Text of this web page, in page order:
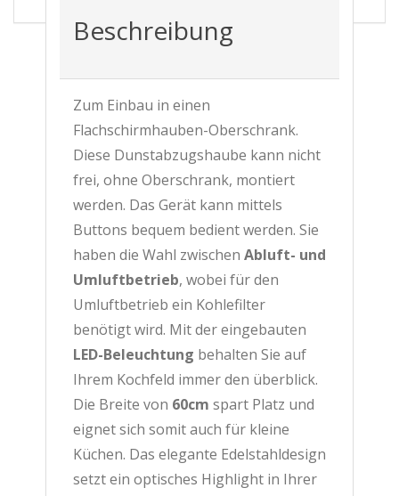
Beschreibung
Zum Einbau in einen
Flachschirmhauben-Oberschrank.
Diese Dunstabzugshaube kann nicht
frei, ohne Oberschrank, montiert
werden. Das Gerät kann mittels
Buttons bequem bedient werden. Sie
haben die Wahl zwischen Abluft- und
Umluftbetrieb, wobei für den
Umluftbetrieb ein Kohlefilter
benötigt wird. Mit der eingebauten
LED-Beleuchtung behalten Sie auf
Ihrem Kochfeld immer den überblick.
Die Breite von 60cm spart Platz und
eignet sich somit auch für kleine
Küchen. Das elegante Edelstahldesign
setzt ein optisches Highlight in Ihrer